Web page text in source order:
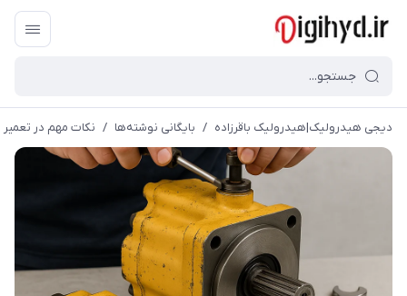
دیجی هیدرولیک|هیدرولیک باقرزاده / بایگانی نوشته‌ها / نکات مهم در